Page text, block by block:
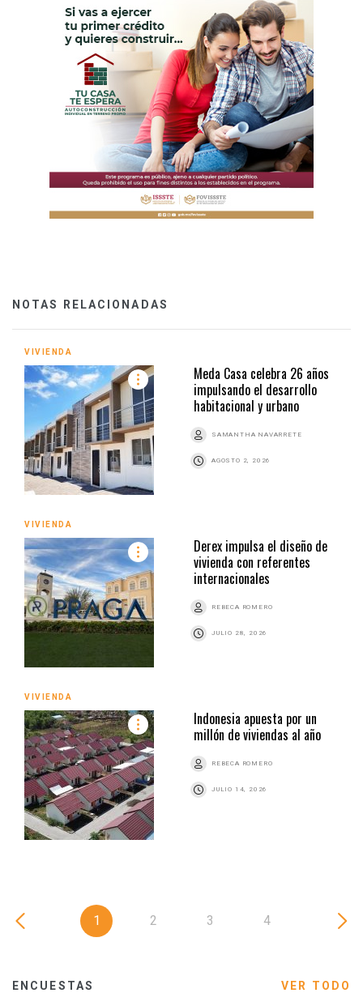
NOTAS RELACIONADAS
VIVIENDA
Meda Casa celebra 26 años
impulsando el desarrollo
habitacional y urbano
SAMANTHA NAVARRETE
AGOSTO 2, 2026
VIVIENDA
Derex impulsa el diseño de
vivienda con referentes
internacionales
REBECA ROMERO
JULIO 28, 2026
VIVIENDA
Indonesia apuesta por un
millón de viviendas al año
REBECA ROMERO
JULIO 14, 2026
1 2 3 4
ENCUESTAS VER TODO